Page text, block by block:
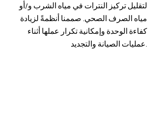
لتقليل تركيز النترات في مياه الشرب و/أو
مياه الصرف الصحي. صممنا أنظمةً لزيادة
كفاءة الوحدة وإمكانية تكرار عملها أثناء